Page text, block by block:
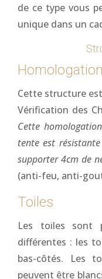
de ce type vous
unique dans un
Homologation
Cette structure
Vérification des
Cette
tente est
supporter 4cm de
(anti-feu, anti-
Toiles
Les toiles sont
différentes : les
bas-côtés. Les
peuvent être